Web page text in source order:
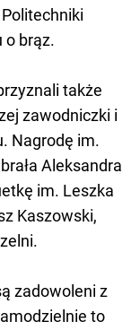
o brąz.
także
zawodniczki i
Nagrodę im.
Aleksandra
im. Leszka
Kaszowski,
zadowoleni z
to